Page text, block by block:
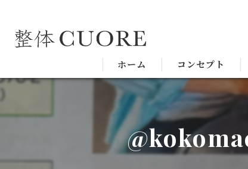
ホーム コンセプト